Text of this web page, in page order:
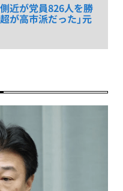
近が党員826人を勝
が高市派だった」元